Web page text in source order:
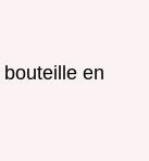
en